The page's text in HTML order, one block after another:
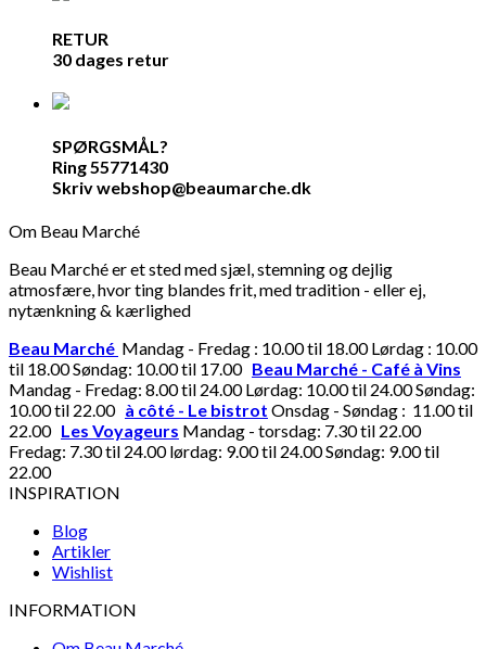
RETUR
30 dages retur
SPØRGSMÅL?
Ring 55771430
Skriv webshop@beaumarche.dk
Om Beau Marché
Beau Marché er et sted med sjæl, stemning og dejlig
atmosfære, hvor ting blandes frit, med tradition - eller ej,
nytænkning & kærlighed
Beau Marché Mandag - Fredag : 10.00 til 18.00 Lørdag : 10.00
til 18.00 Søndag: 10.00 til 17.00 Beau Marché - Café à Vins
Mandag - Fredag: 8.00 til 24.00 Lørdag: 10.00 til 24.00 Søndag:
10.00 til 22.00 à côté - Le bistrot Onsdag - Søndag : 11.00 til
22.00 Les Voyageurs Mandag - torsdag: 7.30 til 22.00
Fredag: 7.30 til 24.00 lørdag: 9.00 til 24.00 Søndag: 9.00 til
22.00
INSPIRATION
Blog
Artikler
Wishlist
INFORMATION